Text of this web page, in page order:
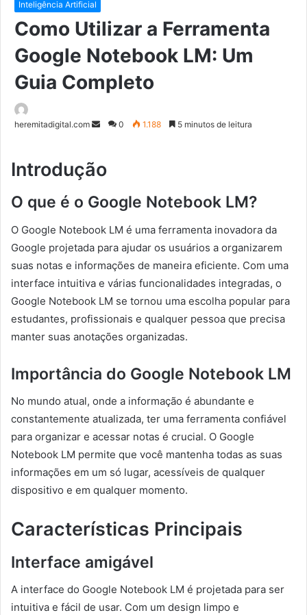
Inteligência Artificial
Como Utilizar a Ferramenta
Google Notebook LM: Um
Guia Completo
heremitadigital.com
Mande
mail
0 1.188 5 minutos de leitura
Introdução
O que é o Google Notebook LM?
O Google Notebook LM é uma ferramenta inovadora da
Google projetada para ajudar os usuários a organizarem
suas notas e informações de maneira eficiente. Com uma
interface intuitiva e várias funcionalidades integradas, o
Google Notebook LM se tornou uma escolha popular para
estudantes, profissionais e qualquer pessoa que precisa
manter suas anotações organizadas.
Importância do Google Notebook LM
No mundo atual, onde a informação é abundante e
constantemente atualizada, ter uma ferramenta confiável
para organizar e acessar notas é crucial. O Google
Notebook LM permite que você mantenha todas as suas
informações em um só lugar, acessíveis de qualquer
dispositivo e em qualquer momento.
Características Principais
Interface amigável
A interface do Google Notebook LM é projetada para ser
intuitiva e fácil de usar. Com um design limpo e